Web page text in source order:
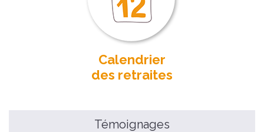
Calendrier
des retraites
Témoignages